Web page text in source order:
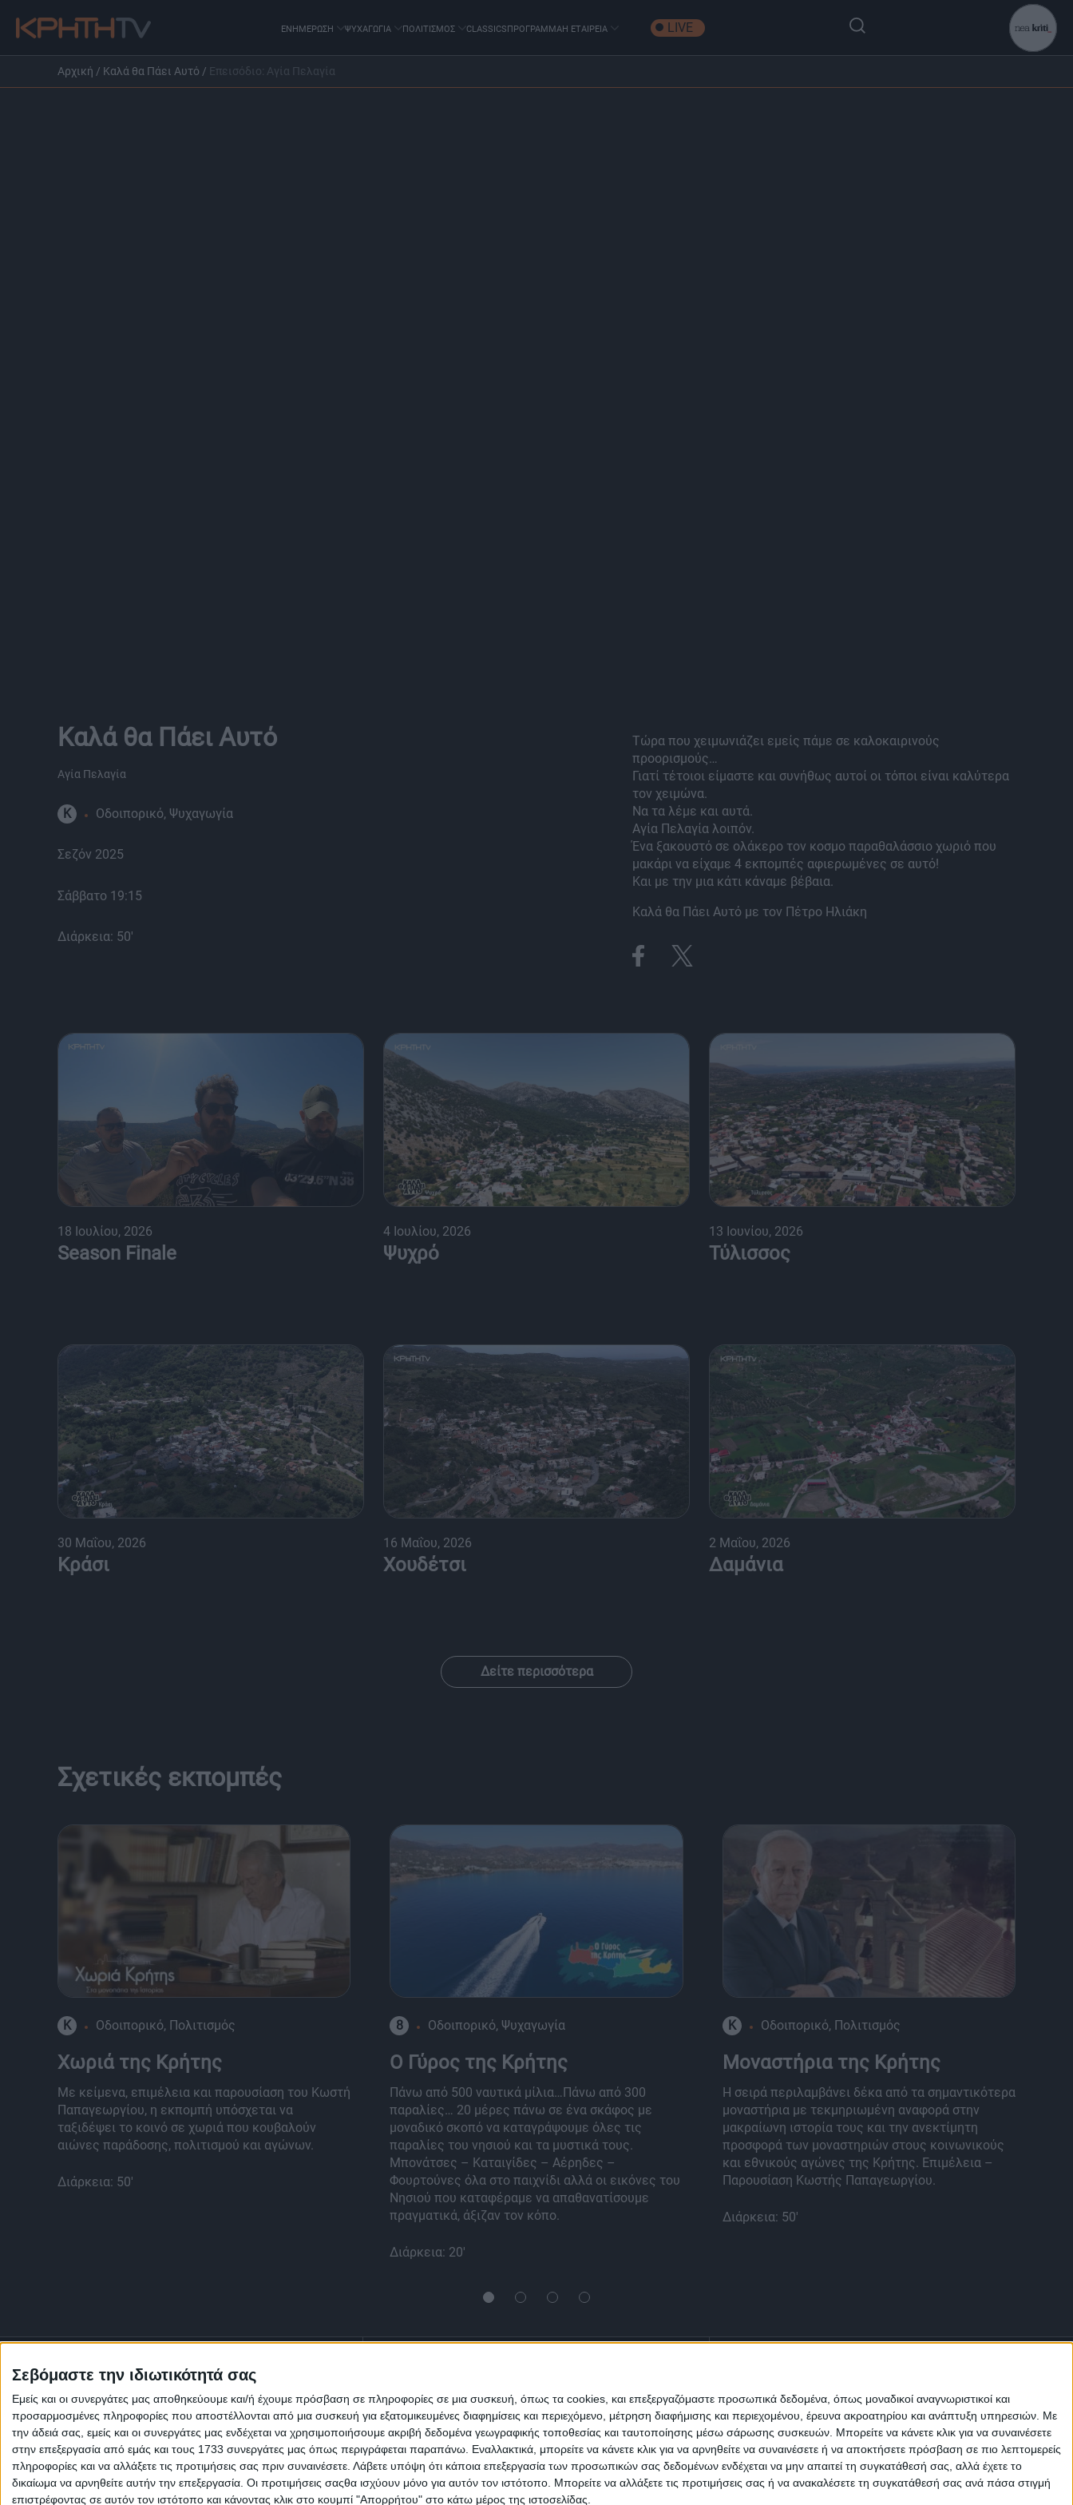
Σεβόμαστε την ιδιωτικότητά σας
Εμείς και οι συνεργάτες μας αποθηκεύουμε και/ή έχουμε πρόσβαση σε πληροφορίες σε μια συσκευή, όπως τα cookies, και επεξεργαζόμαστε προσωπικά δεδομένα, όπως μοναδικοί αναγνωριστικοί και
προσαρμοσμένες πληροφορίες που αποστέλλονται από μια συσκευή για εξατομικευμένες διαφημίσεις και περιεχόμενο, μέτρηση διαφήμισης και περιεχομένου, έρευνα ακροατηρίου και ανάπτυξη υπηρεσιών. Με
την άδειά σας, εμείς και οι συνεργάτες μας ενδέχεται να χρησιμοποιήσουμε ακριβή δεδομένα γεωγραφικής τοποθεσίας και ταυτοποίησης μέσω σάρωσης συσκευών. Μπορείτε να κάνετε κλικ για να συναινέσετε
στην επεξεργασία από εμάς και τους 1733 συνεργάτες μας όπως περιγράφεται παραπάνω. Εναλλακτικά, μπορείτε να κάνετε κλικ για να αρνηθείτε να συναινέσετε ή να αποκτήσετε πρόσβαση σε πιο λεπτομερείς
πληροφορίες και να αλλάξετε τις προτιμήσεις σας πριν συναινέσετε. Λάβετε υπόψη ότι κάποια επεξεργασία των προσωπικών σας δεδομένων ενδέχεται να μην απαιτεί τη συγκατάθεσή σας, αλλά έχετε το
δικαίωμα να αρνηθείτε αυτήν την επεξεργασία. Οι προτιμήσεις σαςθα ισχύουν μόνο για αυτόν τον ιστότοπο. Μπορείτε να αλλάξετε τις προτιμήσεις σας ή να ανακαλέσετε τη συγκατάθεσή σας ανά πάσα στιγμή
επιστρέφοντας σε αυτόν τον ιστότοπο και κάνοντας κλικ στο κουμπί "Απορρήτου" στο κάτω μέρος της ιστοσελίδας.
ΕΝΗΜΕΡΩΣΗ ΨΥΧΑΓΩΓΙΑ ΠΟΛΙΤΙΣΜΟΣ CLASSICSΠΡΟΓΡΑΜΜΑΗ ΕΤΑΙΡΕΙΑ LIVE
Αρχική / Καλά θα Πάει Αυτό / Επεισόδιο: Αγία Πελαγία
Καλά θα Πάει Αυτό
Αγία Πελαγία
K Οδοιπορικό, Ψυχαγωγία
Σεζόν 2025
Σάββατο 19:15
Διάρκεια: 50'
Τώρα που χειμωνιάζει εμείς πάμε σε καλοκαιρινούς
προορισμούς…
Γιατί τέτοιοι είμαστε και συνήθως αυτοί οι τόποι είναι καλύτερα
τον χειμώνα.
Να τα λέμε και αυτά.
Αγία Πελαγία λοιπόν.
Ένα ξακουστό σε ολάκερο τον κοσμο παραθαλάσσιο χωριό που
μακάρι να είχαμε 4 εκπομπές αφιερωμένες σε αυτό!
Και με την μια κάτι κάναμε βέβαια.
Καλά θα Πάει Αυτό με τον Πέτρο Ηλιάκη
18 Ιουλίου, 2026
Season Finale
4 Ιουλίου, 2026
Ψυχρό
13 Ιουνίου, 2026
Τύλισσος
30 Μαΐου, 2026
Κράσι
16 Μαΐου, 2026
Χουδέτσι
2 Μαΐου, 2026
Δαμάνια
Δείτε περισσότερα
Σχετικές εκπομπές
K Οδοιπορικό, Πολιτισμός
Χωριά της Κρήτης
Με κείμενα, επιμέλεια και παρουσίαση του Κωστή
Παπαγεωργίου, η εκπομπή υπόσχεται να
ταξιδέψει το κοινό σε χωριά που κουβαλούν
αιώνες παράδοσης, πολιτισμού και αγώνων.
Διάρκεια: 50'
8 Οδοιπορικό, Ψυχαγωγία
O Γύρος της Κρήτης
Πάνω από 500 ναυτικά μίλια…Πάνω από 300
παραλίες… 20 μέρες πάνω σε ένα σκάφος με
μοναδικό σκοπό να καταγράψουμε όλες τις
παραλίες του νησιού και τα μυστικά τους.
Μπονάτσες – Καταιγίδες – Αέρηδες –
Φουρτούνες όλα στο παιχνίδι αλλά οι εικόνες του
Νησιού που καταφέραμε να απαθανατίσουμε
πραγματικά, άξιζαν τον κόπο.
Διάρκεια: 20'
K Οδοιπορικό, Πολιτισμός
Μοναστήρια της Κρήτης
Η σειρά περιλαμβάνει δέκα από τα σημαντικότερα
μοναστήρια με τεκμηριωμένη αναφορά στην
μακραίωνη ιστορία τους και την ανεκτίμητη
προσφορά των μοναστηριών στους κοινωνικούς
και εθνικούς αγώνες της Κρήτης. Επιμέλεια –
Παρουσίαση Κωστής Παπαγεωργίου.
Διάρκεια: 50'
Classics Επικοινωνία
Trailers
Μ.Η.Τ.
242814